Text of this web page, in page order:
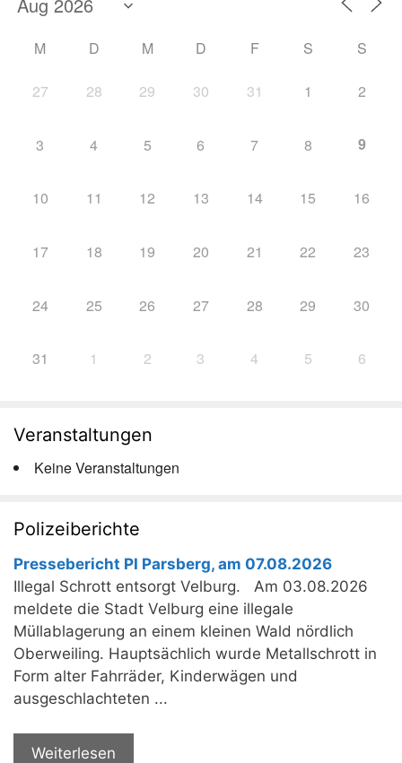
M D M D F S S
27 28 29 30 31 1 2
3 4 5 6 7 8 9
10 11 12 13 14 15 16
17 18 19 20 21 22 23
24 25 26 27 28 29 30
31 1 2 3 4 5 6
Veranstaltungen
Keine Veranstaltungen
Polizeiberichte
Pressebericht PI Parsberg, am 07.08.2026
Illegal Schrott entsorgt Velburg. Am 03.08.2026
meldete die Stadt Velburg eine illegale
Müllablagerung an einem kleinen Wald nördlich
Oberweiling. Hauptsächlich wurde Metallschrott in
Form alter Fahrräder, Kinderwägen und
ausgeschlachteten ...
Weiterlesen